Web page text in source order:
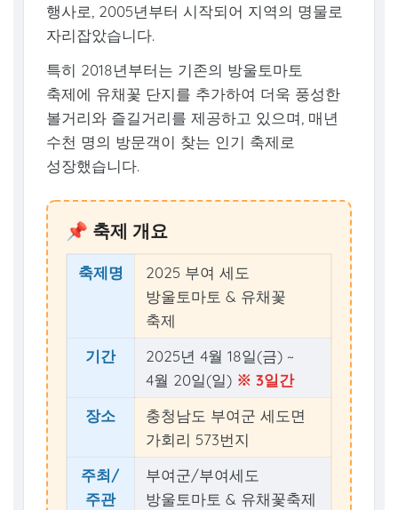
행사로, 2005년부터 시작되어 지역의 명물로
자리잡았습니다.
특히 2018년부터는 기존의 방울토마토
축제에 유채꽃 단지를 추가하여 더욱 풍성한
볼거리와 즐길거리를 제공하고 있으며, 매년
수천 명의 방문객이 찾는 인기 축제로
성장했습니다.
📌 축제 개요
축제명
2025 부여 세도
방울토마토 & 유채꽃
축제
기간
2025년 4월 18일(금) ~
4월 20일(일) ※ 3일간
장소
충청남도 부여군 세도면
가회리 573번지
주최/
주관
부여군/부여세도
방울토마토 & 유채꽃축제